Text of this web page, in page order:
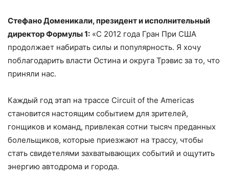
Стефано Доменикали, президент и исполнительный
директор Формулы 1: «С 2012 года Гран При США
продолжает набирать силы и популярность. Я хочу
поблагодарить власти Остина и округа Трэвис за то, что
приняли нас.
Каждый год этап на трассе Circuit of the Americas
становится настоящим событием для зрителей,
гонщиков и команд, привлекая сотни тысяч преданных
болельщиков, которые приезжают на трассу, чтобы
стать свидетелями захватывающих событий и ощутить
энергию автодрома и города.